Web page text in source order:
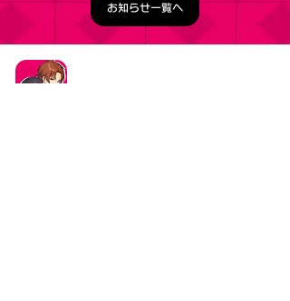
お知らせ一覧へ